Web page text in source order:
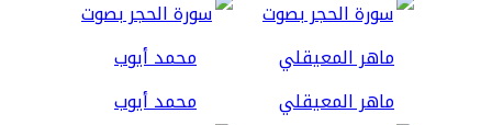
ماهر المعيقلي محمد أيوب